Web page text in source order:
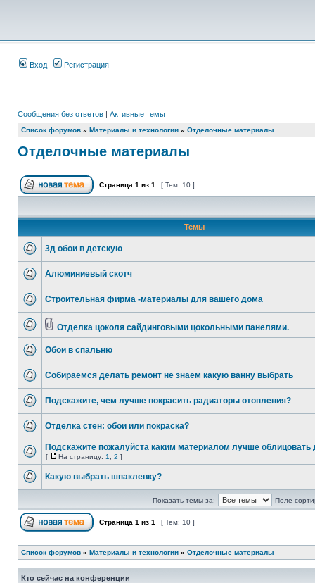
Вход Регистрация
Сообщения без ответов | Активные темы
Список форумов » Материалы и технологии » Отделочные материалы
Отделочные материалы
Страница 1 из 1 [ Тем: 10 ]
Темы
3д обои в детскую
Алюминиевый скотч
Строительная фирма -материалы для вашего дома
Отделка цоколя сайдинговыми цокольными панелями.
Обои в спальню
Собираемся делать ремонт не знаем какую ванну выбрать
Подскажите, чем лучше покрасить радиаторы отопления?
Отделка стен: обои или покраска?
Подскажите пожалуйста каким материалом лучше облицовать
[ На страницу: 1 2 ]
Какую выбрать шпаклевку?
Показать темы за: Поле
Страница 1 из 1 [ Тем: 10 ]
Список форумов » Материалы и технологии » Отделочные материалы
Кто сейчас на конференции